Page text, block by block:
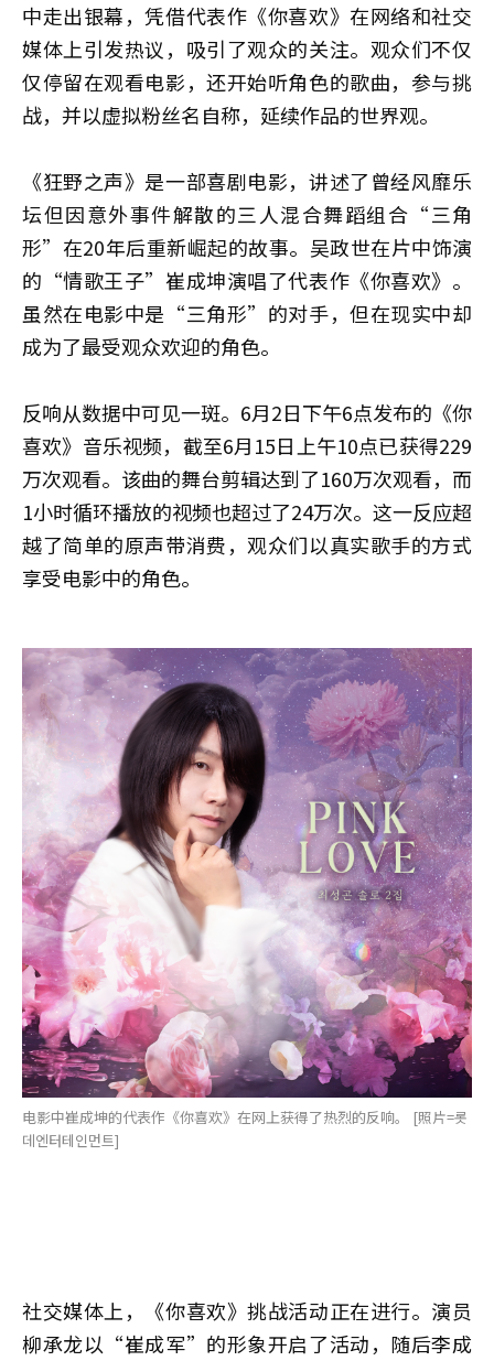
中走出银幕，凭借代表作《你喜欢》在网络和社交
媒体上引发热议，吸引了观众的关注。观众们不仅
仅停留在观看电影，还开始听角色的歌曲，参与挑
战，并以虚拟粉丝名自称，延续作品的世界观。
《狂野之声》是一部喜剧电影，讲述了曾经风靡乐
坛但因意外事件解散的三人混合舞蹈组合“三角
形”在20年后重新崛起的故事。吴政世在片中饰演
的“情歌王子”崔成坤演唱了代表作《你喜欢》。
虽然在电影中是“三角形”的对手，但在现实中却
成为了最受观众欢迎的角色。
反响从数据中可见一斑。6月2日下午6点发布的《你
喜欢》音乐视频，截至6月15日上午10点已获得229
万次观看。该曲的舞台剪辑达到了160万次观看，而
1小时循环播放的视频也超过了24万次。这一反应超
越了简单的原声带消费，观众们以真实歌手的方式
享受电影中的角色。
电影中崔成坤的代表作《你喜欢》在网上获得了热烈的反响。 [照片=롯
데엔터테인먼트]
社交媒体上，《你喜欢》挑战活动正在进行。演员
柳承龙以“崔成军”的形象开启了活动，随后李成